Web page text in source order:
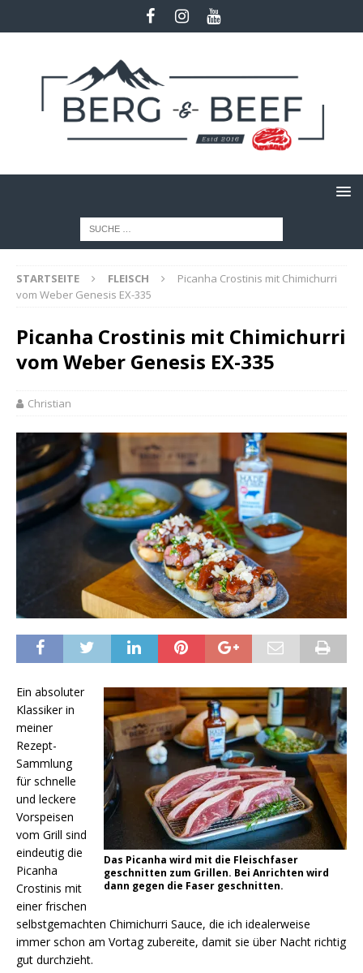
STARTSEITE FLEISCH
Picanha Crostinis mit Chimichurri
vom Weber Genesis EX-335
Picanha Crostinis mit Chimichurri
vom Weber Genesis EX-335
Christian
Das Picanha wird mit die Fleischfaser
geschnitten zum Grillen. Bei Anrichten wird
dann gegen die Faser geschnitten.
Ein absoluter
Klassiker in
meiner
Rezept-
Sammlung
für schnelle
und leckere
Vorspeisen
vom Grill sind
eindeutig die
Picanha
Crostinis mit
einer frischen
selbstgemachten Chimichurri Sauce, die ich idealerweise
immer schon am Vortag zubereite, damit sie über Nacht richtig
gut durchzieht.